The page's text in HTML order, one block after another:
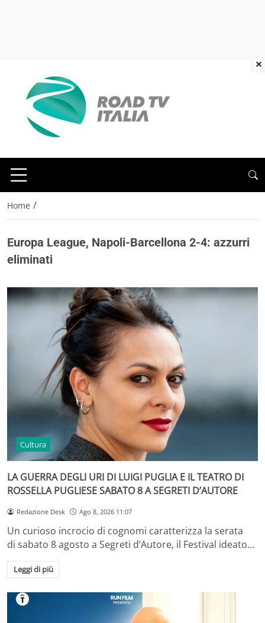
Home /
Europa League, Napoli-Barcellona 2-4: azzurri
eliminati
Cultura
LA GUERRA DEGLI URI DI LUIGI PUGLIA E IL TEATRO DI
ROSSELLA PUGLIESE SABATO 8 A SEGRETI D’AUTORE
Redazione Desk Ago 8, 2026 11:07
Un curioso incrocio di cognomi caratterizza la serata
di sabato 8 agosto a Segreti d’Autore, il Festival ideato…
Leggi di più
×